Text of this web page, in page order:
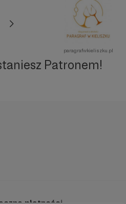
paragrafwkieliszku.pl
Patronem!